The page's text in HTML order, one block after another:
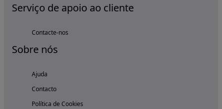
Serviço de apoio ao cliente
Contacte-nos
Sobre nós
Ajuda
Contacto
Política de Cookies